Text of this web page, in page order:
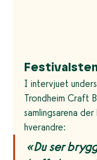
I intervjuet
Trondheim Craft
samlingsarena
hverandre:
«Du ser